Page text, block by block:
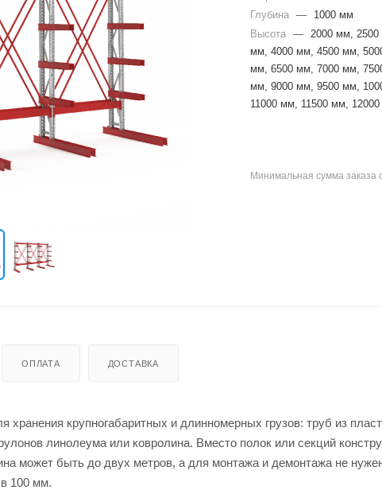
Глубина
—
1000 мм
Высота
—
2000 мм,
мм, 4000 мм, 4500 мм,
мм, 6500 мм, 7000 мм,
мм, 9000 мм, 9500 мм,
11000 мм, 11500 мм,
Минимальная сумма заказа
ОПЛАТА ДОСТАВКА
хранения крупногабаритных и длинномерных грузов: труб из
линолеума или ковролина. Вместо полок или секций
может быть до двух метров, а для монтажа и демонтажа не
100 мм.